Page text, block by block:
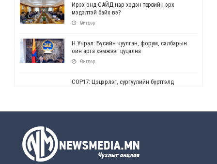
Ирэх онд САЙД нар хэдэн төгрөгийн эрх
мэдэлтэй байх вэ?
Өчигдөр
Н.Учрал: Бүсийн чуулган, форум, салбарын
ойн арга хэмжээг цуцална
Өчигдөр
СОР17: Цэцэрлэг, сургуулийн бүртгэлд
Өчигдөр